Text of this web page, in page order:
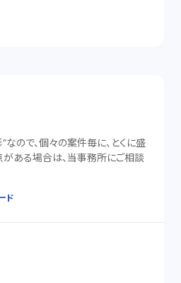
なので、個々の案件毎に、とくに盛
ある場合は、当事務所にご相談
ド